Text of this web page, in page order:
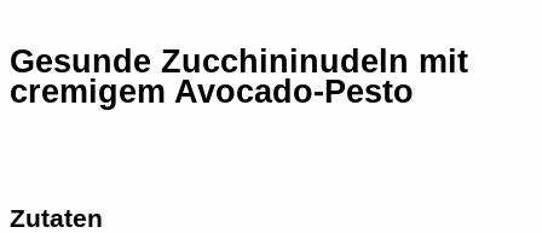
Gesunde Zucchininudeln mit
cremigem Avocado-Pesto
Zutaten